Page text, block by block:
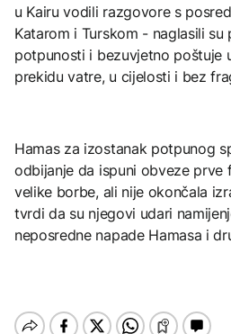
u Kairu vodili razgovore s
Katarom i Turskom - naglasili su
potpunosti i bezuvjetno poštuje
prekidu vatre, u cijelosti i bez
Hamas za izostanak ‌potpunog
odbijanje da ispuni obveze prve
velike borbe, ali nije okončala
tvrdi da su njegovi udari
neposredne napade Hamasa i